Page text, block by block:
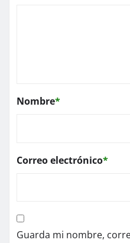
Nombre*
Correo electrónico*
Guarda mi nombre,